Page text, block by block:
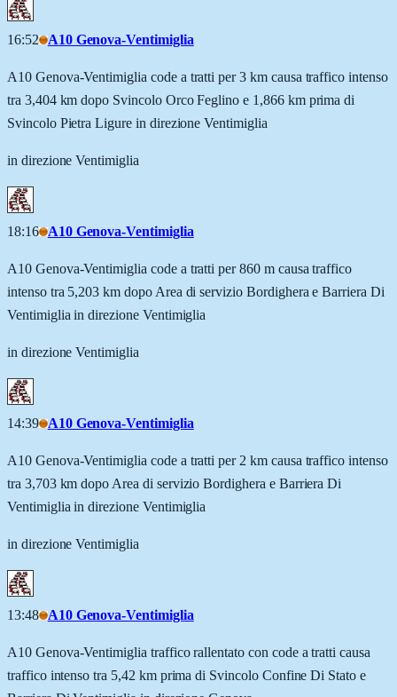
16:52 A10 Genova-Ventimiglia
A10 Genova-Ventimiglia code a tratti per 3 km causa traffico intenso
tra 3,404 km dopo Svincolo Orco Feglino e 1,866 km prima di
Svincolo Pietra Ligure in direzione Ventimiglia
in direzione Ventimiglia
18:16 A10 Genova-Ventimiglia
A10 Genova-Ventimiglia code a tratti per 860 m causa traffico
intenso tra 5,203 km dopo Area di servizio Bordighera e Barriera Di
Ventimiglia in direzione Ventimiglia
in direzione Ventimiglia
14:39 A10 Genova-Ventimiglia
A10 Genova-Ventimiglia code a tratti per 2 km causa traffico intenso
tra 3,703 km dopo Area di servizio Bordighera e Barriera Di
Ventimiglia in direzione Ventimiglia
in direzione Ventimiglia
13:48 A10 Genova-Ventimiglia
A10 Genova-Ventimiglia traffico rallentato con code a tratti causa
traffico intenso tra 5,42 km prima di Svincolo Confine Di Stato e